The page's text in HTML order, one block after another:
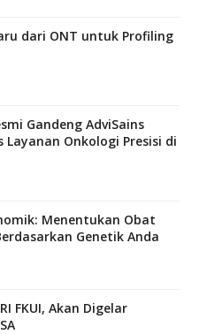
dari ONT untuk Profiling
Gandeng AdviSains
Layanan Onkologi Presisi di
Menentukan Obat
Genetik Anda
FKUI, Akan Digelar